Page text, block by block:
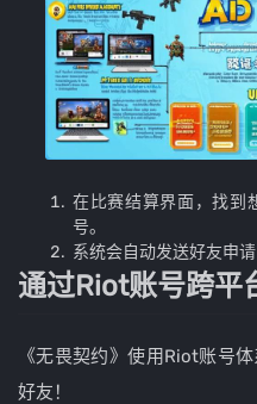
在比赛结算界面，找到
号。
系统会自动发送好友申请
通过Riot账号跨平
《无畏契约》使用Riot账号
好友！